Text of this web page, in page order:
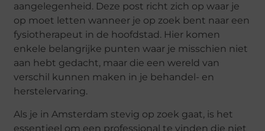
aangelegenheid. Deze post richt zich op waar je
op moet letten wanneer je op zoek bent naar een
fysiotherapeut in de hoofdstad. Hier komen
enkele belangrijke punten waar je misschien niet
aan hebt gedacht, maar die een wereld van
verschil kunnen maken in je behandel- en
herstelervaring.
Als je in Amsterdam stevig op zoek gaat, is het
essentieel om een professional te vinden die niet